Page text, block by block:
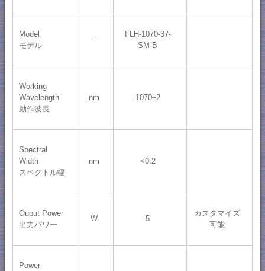
Model
モデル
--
FLH-1070-37-
SM-B
Working
Wavelength
動作波長
nm 1070±2
Spectral
Width
スペクトル幅
nm <0.2
Ouput Power
出力パワー
W 5
カスタマイズ
可能
Power